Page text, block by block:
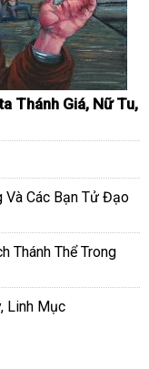
Thánh Giá, Nữ Tu,
Và Các Bạn Tử Đạo
Thánh Thể Trong
Linh Mục